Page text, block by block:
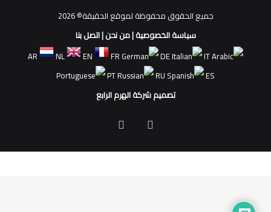
جميع الحقوق محفوظة لموقع الحقيقة© 2026
سياسة الخصوصية|من نحن|اتصل بنا
AR
NL EN FR DE
IT
PT
RU
ES
تصميم شركة الهرم الرابع
فيسبوك
الموقع